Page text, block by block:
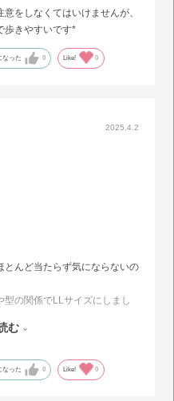
をしなくてはいけませんが、
歩きやすいです*
なった 0 Like! 0
2025.4.2
とんど当たらず気にならないの
型の関係でLLサイズにしまし
て調整してみようと思いま
む
なった 0 Like! 0